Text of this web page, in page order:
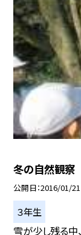
冬の自然観察
公開日 2016/01/21
３年生
雪が少し残る